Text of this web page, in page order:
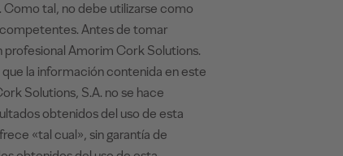
tal, no debe utilizarse como
Antes de tomar
Amorim Cork Solutions.
la información contenida en este
Solutions, S.A. no se hace
obtenidos del uso de esta
«tal cual», sin garantía de